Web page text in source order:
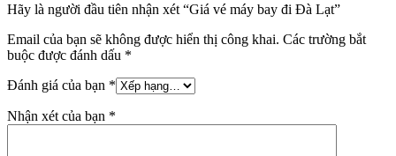
Hãy là người đầu tiên nhận xét “Giá vé máy bay đi Đà Lạt”
Email của bạn sẽ không được hiển thị công khai. Các trường bắt
buộc được đánh dấu *
Đánh giá của bạn *
Nhận xét của bạn *